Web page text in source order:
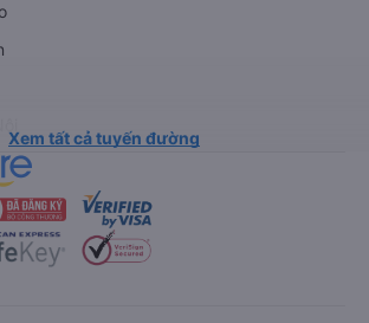
Xem tất cả tuyến đường